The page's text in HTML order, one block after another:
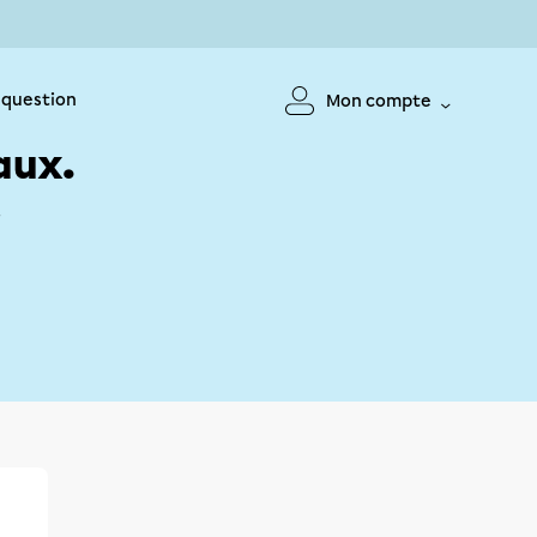
Mon compte